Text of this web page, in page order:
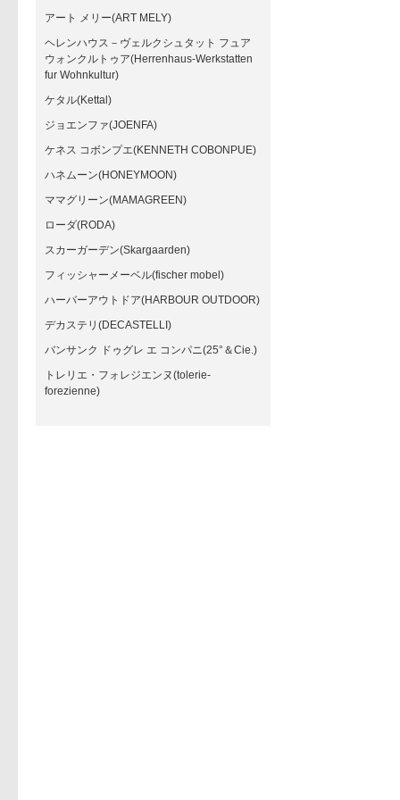
アート メリー(ART MELY)
ヘレンハウス－ヴェルクシュタット フュア
ウォンクルトゥア(Herrenhaus-Werkstatten
fur Wohnkultur)
ケタル(Kettal)
ジョエンファ(JOENFA)
ケネス コボンプエ(KENNETH COBONPUE)
ハネムーン(HONEYMOON)
ママグリーン(MAMAGREEN)
ローダ(RODA)
スカーガーデン(Skargaarden)
フィッシャーメーベル(fischer mobel)
ハーバーアウトドア(HARBOUR OUTDOOR)
デカステリ(DECASTELLI)
バンサンク ドゥグレ エ コンパニ(25°＆Cie.)
トレリエ・フォレジエンヌ(tolerie-
forezienne)